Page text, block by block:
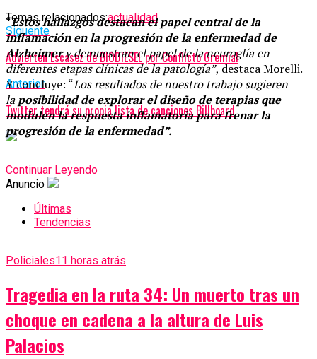
Temas relacionados:actualidad
Siguente
Advierten Escasez de BIODIESEL por Conflicto Gremial
Anterior
Twitter tendrá su propia lista de canciones Billboard
“Estos hallazgos destacan el papel central de la
inflamación en la progresión de la enfermedad de
Alzheimery demuestran el papel de la neuroglía en
diferentes etapas clínicas de la patología”, destaca Morelli.
Y concluye: “Los resultados de nuestro trabajo sugieren
laposibilidad de explorar el diseño de terapias que
modulen la respuesta inflamatoria para frenar la
progresión de la enfermedad”.
Continuar Leyendo
Anuncio
Últimas
Tendencias
Policiales11 horas atrás
Tragedia en la ruta 34: Un muerto tras un
choque en cadena a la altura de Luis
Palacios